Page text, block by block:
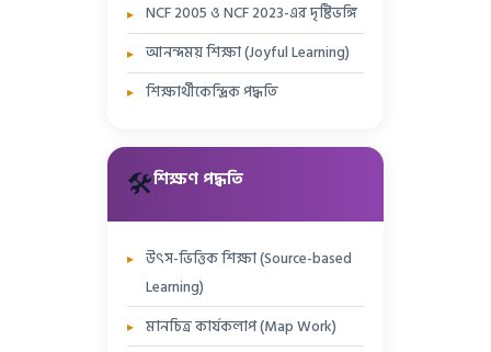
NCF 2005 ও NCF 2023-এর দৃষ্টিভঙ্গি
আনন্দময় শিক্ষা (Joyful Learning)
শিক্ষার্থীকেন্দ্রিক পদ্ধতি
🛠️শিক্ষণ পদ্ধতি
উৎস-ভিত্তিক শিক্ষা (Source-based
Learning)
মানচিত্র কার্যকলাপ (Map Work)